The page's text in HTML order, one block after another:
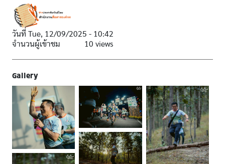
วันที่ Tue, 12/09/2025 - 10:42
จำนวนผู้เข้าชม
10 views
Gallery